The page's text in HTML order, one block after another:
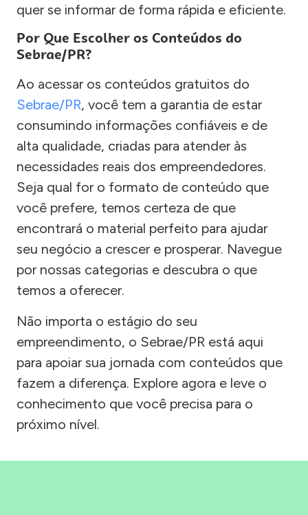
quer se informar de forma rápida e eficiente.
Por Que Escolher os Conteúdos do
Sebrae/PR?
Ao acessar os conteúdos gratuitos do
Sebrae/PR, você tem a garantia de estar
consumindo informações confiáveis e de
alta qualidade, criadas para atender às
necessidades reais dos empreendedores.
Seja qual for o formato de conteúdo que
você prefere, temos certeza de que
encontrará o material perfeito para ajudar
seu negócio a crescer e prosperar. Navegue
por nossas categorias e descubra o que
temos a oferecer.
Não importa o estágio do seu
empreendimento, o Sebrae/PR está aqui
para apoiar sua jornada com conteúdos que
fazem a diferença. Explore agora e leve o
conhecimento que você precisa para o
próximo nível.